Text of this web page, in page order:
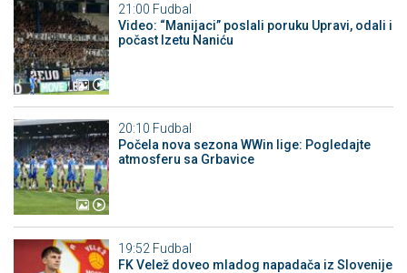
21:00 Fudbal
Video: “Manijaci” poslali poruku Upravi, odali i
počast Izetu Naniću
20:10 Fudbal
Počela nova sezona WWin lige: Pogledajte
atmosferu sa Grbavice
19:52 Fudbal
FK Velež doveo mladog napadača iz Slovenije